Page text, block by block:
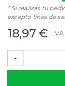
* Si realizas tu
excepto fines de
18,97 € IVA
-